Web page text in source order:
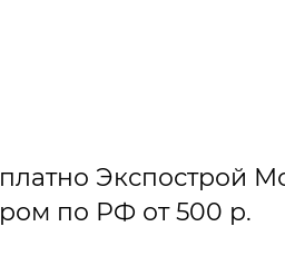
Экспострой
по РФ от 500 р.